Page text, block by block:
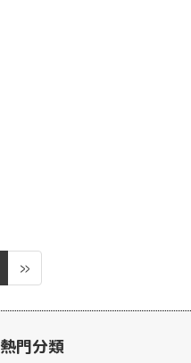
»
熱門分類